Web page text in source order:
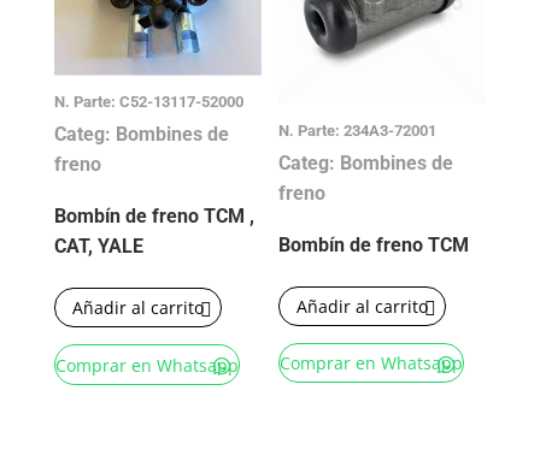
N. Parte: C52-13117-52000
Categ: Bombines de
freno
Bombín de freno TCM ,
CAT, YALE
Añadir al carrito
Comprar en Whatsapp
N. Parte: 234A3-72001
Categ: Bombines de
freno
Bombín de freno TCM
Añadir al carrito
Comprar en Whatsapp